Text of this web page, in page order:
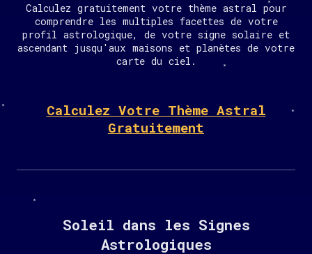
Calculez gratuitement votre thème astral pour
comprendre les multiples facettes de votre
profil astrologique, de votre signe solaire et
ascendant jusqu'aux maisons et planètes de votre
carte du ciel.
Calculez Votre Thème Astral
Gratuitement
Soleil dans les Signes
Astrologiques